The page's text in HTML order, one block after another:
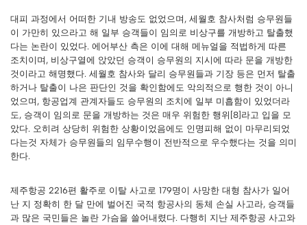
대피 과정에서 어떠한 기내 방송도 없었으며, 세월호 참사처럼 승무원들
이 가만히 있으라고 해 일부 승객들이 임의로 비상구를 개방하고 탈출했
다는 논란이 있었다. 에어부산 측은 이에 대해 메뉴얼을 적법하게 따른
조치이며, 비상구열에 앉았던 승객이 승무원의 지시에 따라 문을 개방한
것이라고 해명했다. 세월호 참사와 달리 승무원들과 기장 등은 먼저 탈출
하거나 탈출이 나은 판단인 것을 확인함에도 악의적으로 행한 것이 아니
었으며, 항공업계 관계자들도 승무원의 조치에 일부 미흡함이 있었더라
도, 승객이 임의로 문을 개방하는 것은 매우 위험한 행위[8]라고 입을 모
았다. 오히려 상당히 위험한 상황이었음에도 인명피해 없이 마무리되었
다는것 자체가 승무원들의 임무수행이 전반적으로 우수했다는 것을 의미
한다.
제주항공 2216편 활주로 이탈 사고로 179명이 사망한 대형 참사가 일어
난 지 정확히 한 달 만에 벌어진 국적 항공사의 동체 손실 사고라, 승객들
과 많은 국민들은 놀란 가슴을 쓸어내렸다. 다행히 지난 제주항공 사고와